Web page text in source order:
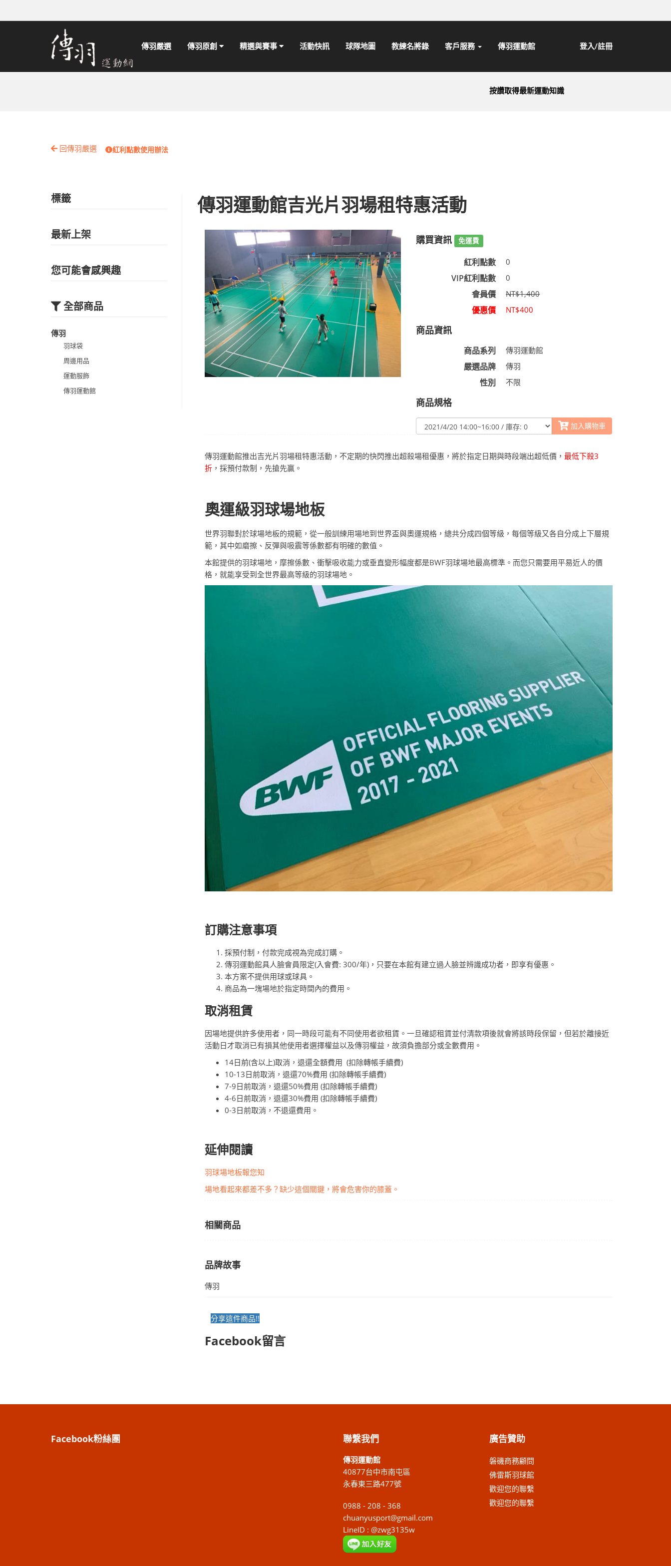
傳羽嚴選 傳羽原創 精選與賽事 活動快訊 球隊地圖 教練名將錄 客戶服務 傳羽運動館 登入/註冊
按讚取得最新運動知識
回傳羽嚴選 紅利點數使用辦法
標籤
最新上架
您可能會感興趣
全部商品
傳羽
羽球袋
周邊用品
運動服飾
傳羽運動館
傳羽運動館吉光片羽場租特惠活動
購買資訊 免運費
紅利點數 0
VIP紅利點數 0
會員價 NT$1,400
優惠價 NT$400
商品資訊
商品系列 傳羽運動館
嚴選品牌 傳羽
性別 不限
商品規格
加入購物車
傳羽運動館推出吉光片羽場租特惠活動，不定期的快閃推出超殺場租優惠，將於指定日期與時段端出超低價， 最低下殺3
折，採預付款制，先搶先贏。
奧運級羽球場地板
世界羽聯對於球場地板的規範，從一般訓練用場地到世界盃與奧運規格，總共分成四個等級，每個等級又各自分成上下層規
範，其中如磨擦、反彈與吸震等係數都有明確的數值。
本館提供的羽球場地，摩擦係數、衝擊吸收能力或垂直變形幅度都是BWF羽球場地最高標準。而您只需要用平易近人的價
格，就能享受到全世界最高等級的羽球場地。
訂購注意事項
採預付制，付款完成視為完成訂購。
傳羽運動館具人臉會員限定(入會費: 300/年)，只要在本館有建立過人臉並辨識成功者，即享有優惠。
本方案不提供用球或球具。
商品為一塊場地於指定時間內的費用。
取消租賃
因場地提供許多使用者，同一時段可能有不同使用者欲租賃。一旦確認租賃並付清款項後就會將該時段保留，但若於離接近
活動日才取消已有損其他使用者選擇權益以及傳羽權益，故須負擔部分或全數費用。
14日前(含以上)取消，退還全額費用 (扣除轉帳手續費)
10-13日前取消，退還70%費用 (扣除轉帳手續費)
7-9日前取消，退還50%費用 (扣除轉帳手續費)
4-6日前取消，退還30%費用 (扣除轉帳手續費)
0-3日前取消，不退還費用。
延伸閱讀
羽球場地板報您知
場地看起來都差不多？缺少這個關鍵，將會危害你的膝蓋。
相關商品
品牌故事
傳羽
分享這件商品!!
Facebook留言
Facebook粉絲團 聯繫我們
傳羽運動館
40877台中市南屯區
永春東三路477號
0988 - 208 - 368
chuanyusport@gmail.com
LineID : @zwg3135w
廣告贊助
磐磯商務顧問
佛雷斯羽球館
歡迎您的聯繫
歡迎您的聯繫